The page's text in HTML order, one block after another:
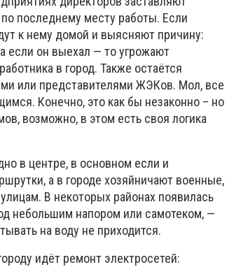
последнему месту работы. Если
к нему домой и выясняют причину:
если он выехал — то угрожают
в город. Также остаётся
или представителями ЖЭКов. Мол, все
Конечно, это как бы незаконно – но
возможно, в этом есть своя логика
в центре, в основном если и
а в городе хозяйничают военные,
В некоторых районах появилась
небольшим напором или самотеком, —
на воду не приходится.
идёт ремонт электросетей: